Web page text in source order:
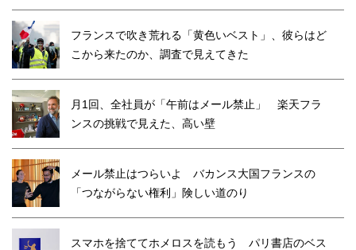
フランスで吹き荒れる「黄色いベスト」、彼らはど
こから来たのか、調査で見えてきた
月1回、全社員が「午前はメール禁止」 楽天フラ
ンスの挑戦で見えた、高い壁
メール禁止はつらいよ バカンス大国フランスの
「つながらない権利」険しい道のり
スマホを捨ててホメロスを読もう パリ書店のベス